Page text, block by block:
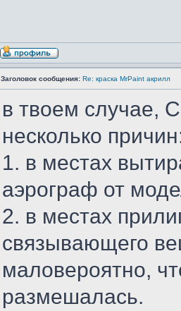
Заголовок сообщения: Re: краска MrPaint акрилл
в твоем случае,
несколько
1. в местах
аэрограф от
2. в местах
связывающего
маловероятно,
размешалась.